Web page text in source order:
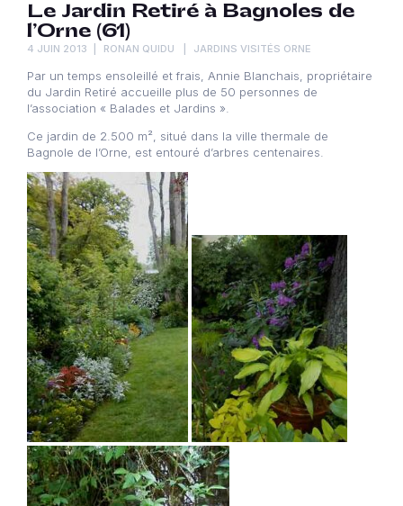
Le Jardin Retiré à Bagnoles de
l’Orne (61)
4 JUIN 2013 RONAN QUIDU JARDINS VISITÉS ORNE
Par un temps ensoleillé et frais, Annie Blanchais, propriétaire
du Jardin Retiré accueille plus de 50 personnes de
l’association « Balades et Jardins ».
Ce jardin de 2.500 m², situé dans la ville thermale de
Bagnole de l’Orne, est entouré d’arbres centenaires.